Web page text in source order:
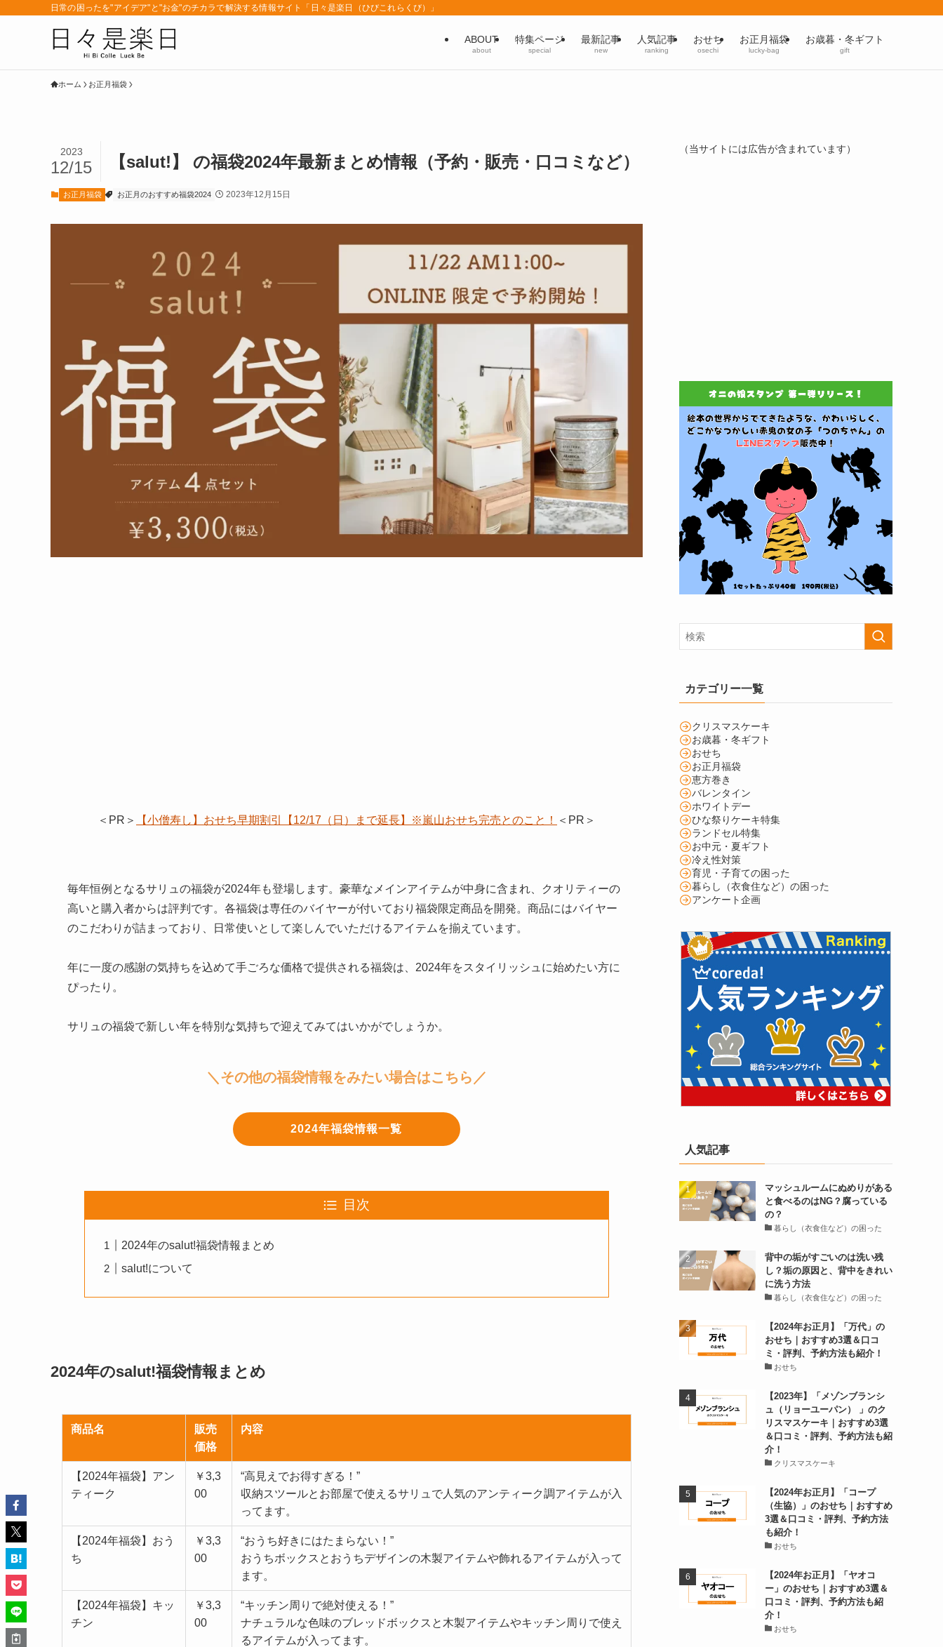
日常の困ったを"アイデア"と"お金"のチカラで解決する情報サイト「日々是楽日（ひびこれらくび）」
ABOUT
about
特集ページ
special
最新記事
new
人気記事
ranking
おせち
osechi
お正月福袋
lucky-bag
お歳暮・冬ギフト
gift
ホーム お正月福袋
【salut!】 の福袋2024年最新まとめ情報（予約・販売・口コミなど）
2023
12/15
お正月福袋 お正月のおすすめ福袋2024 2023年12月15日
＜PR＞ 【小僧寿し】おせち早期割引【12/17（日）まで延長】※嵐山おせち完売とのこと！ ＜PR＞
毎年恒例となるサリュの福袋が2024年も登場します。豪華なメインアイテムが中身に含まれ、クオリティーの
高いと購入者からは評判です。各福袋は専任のバイヤーが付いており福袋限定商品を開発。商品にはバイヤー
のこだわりが詰まっており、日常使いとして楽しんでいただけるアイテムを揃えています。
年に一度の感謝の気持ちを込めて手ごろな価格で提供される福袋は、2024年をスタイリッシュに始めたい方に
ぴったり。
サリュの福袋で新しい年を特別な気持ちで迎えてみてはいかがでしょうか。
＼その他の福袋情報をみたい場合はこちら／
2024年福袋情報一覧
目次
2024年のsalut!福袋情報まとめ
salut!について
2024年のsalut!福袋情報まとめ
商品名
販売
価格
内容
【2024年福袋】アン
ティーク
￥3,3
00
“高見えでお得すぎる！”
収納スツールとお部屋で使えるサリュで人気のアンティーク調アイテムが入
ってます。
【2024年福袋】おう
ち
￥3,3
00
“おうち好きにはたまらない！”
おうちボックスとおうちデザインの木製アイテムや飾れるアイテムが入って
ます。
【2024年福袋】キッ
チン
￥3,3
00
“キッチン周りで絶対使える！”
ナチュラルな色味のブレッドボックスと木製アイテムやキッチン周りで使え
るアイテムが入ってます。
（当サイトには広告が含まれています）
カテゴリー一覧
クリスマスケーキ
お歳暮・冬ギフト
おせち
お正月福袋
恵方巻き
バレンタイン
ホワイトデー
ひな祭りケーキ特集
ランドセル特集
お中元・夏ギフト
冷え性対策
育児・子育ての困った
暮らし（衣食住など）の困った
アンケート企画
人気記事
マッシュルームにぬめりがある
と食べるのはNG？腐っている
の？
暮らし（衣食住など）の困った
背中の垢がすごいのは洗い残
し？垢の原因と、背中をきれい
に洗う方法
暮らし（衣食住など）の困った
【2024年お正月】「万代」の
おせち｜おすすめ3選＆口コ
ミ・評判、予約方法も紹介！
おせち
【2023年】「メゾンブランシ
ュ（リョーユーパン） 」のク
リスマスケーキ｜おすすめ3選
＆口コミ・評判、予約方法も紹
介！
クリスマスケーキ
【2024年お正月】「コープ
（生協）」のおせち｜おすすめ
3選＆口コミ・評判、予約方法
も紹介！
おせち
【2024年お正月】「ヤオコ
ー」のおせち｜おすすめ3選＆
口コミ・評判、予約方法も紹
介！
おせち